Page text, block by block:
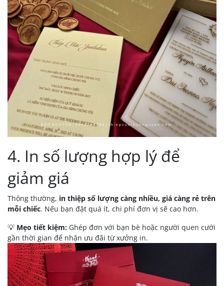
4. In số lượng hợp lý để
giảm giá
Thông thường, in thiệp số lượng càng nhiều, giá càng rẻ trên
mỗi chiếc. Nếu bạn đặt quá ít, chi phí đơn vị sẽ cao hơn.
💡 Mẹo tiết kiệm: Ghép đơn với bạn bè hoặc người quen cưới
gần thời gian để nhận ưu đãi từ xưởng in.